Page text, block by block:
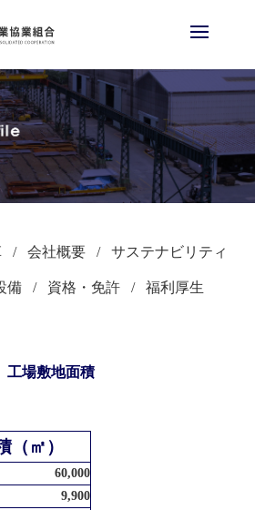
会社概要 サステナビリティ
備 資格・免許 福利厚生
工場敷地面積
（㎡）
60,000
9,900